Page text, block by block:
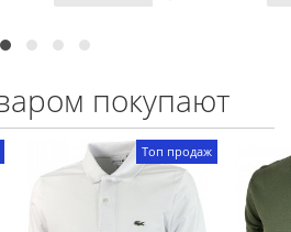
покупают
Топ продаж